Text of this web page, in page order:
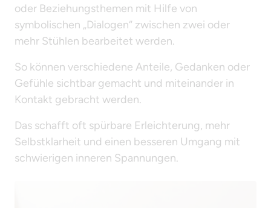
oder Beziehungsthemen mit Hilfe von
symbolischen „Dialogen“ zwischen zwei oder
mehr Stühlen bearbeitet werden.
So können verschiedene Anteile, Gedanken oder
Gefühle sichtbar gemacht und miteinander in
Kontakt gebracht werden.
Das schafft oft spürbare Erleichterung, mehr
Selbstklarheit und einen besseren Umgang mit
schwierigen inneren Spannungen.